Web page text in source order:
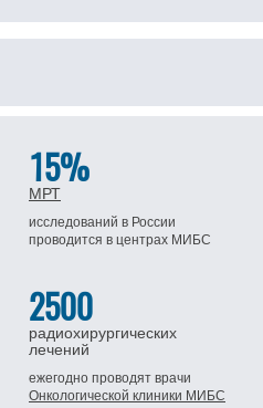
15%
МРТ
исследований в России
проводится в центрах МИБС
2500
радиохирургических
лечений
ежегодно проводят врачи
Онкологической клиники МИБС